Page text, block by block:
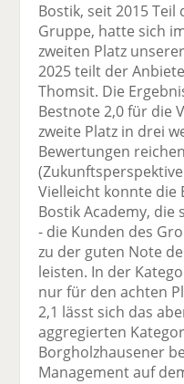
Bostik, seit 2015
Gruppe, hatte sich
zweiten Platz
2025 teilt der
Thomsit. Die
Bestnote 2,0 für die
zweite Platz in drei
Bewertungen
Vielleicht konnte die
Bostik Academy,
- die Kunden des
zu der guten Note
leisten. In der
nur für den achten
2,1 lässt sich das
aggregierten
Borgholzhausener
Management auf